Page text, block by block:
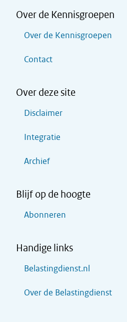
Over de Kennisgroepen
Over de Kennisgroepen
Contact
Over deze site
Disclaimer
Integratie
Archief
Blijf op de hoogte
Abonneren
Handige links
Belastingdienst.nl
Over de Belastingdienst